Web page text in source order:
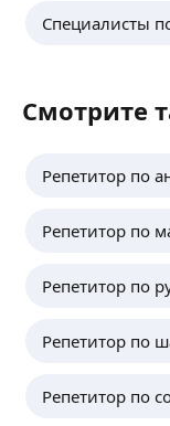
Если Вы
Специалисты
Смотрите
Репетитор по
Репетитор по
Репетитор по
Репетитор по
Репетитор по